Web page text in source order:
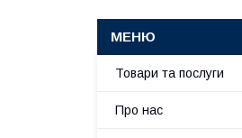
Товари та послуги
Про нас